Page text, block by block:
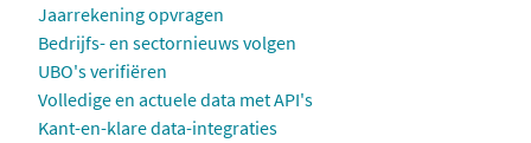
Jaarrekening opvragen
Bedrijfs- en sectornieuws volgen
UBO's verifiëren
Volledige en actuele data met API's
Kant-en-klare data-integraties